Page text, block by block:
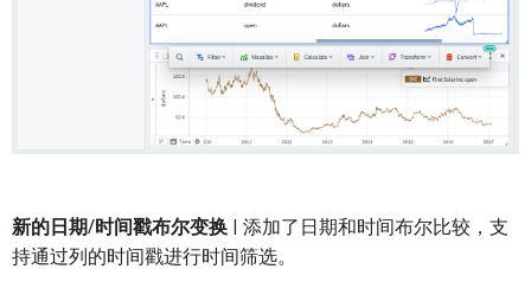
新的日期/时间戳布尔变换 | 添加了日期和时间布尔比较，支
持通过列的时间戳进行时间筛选。